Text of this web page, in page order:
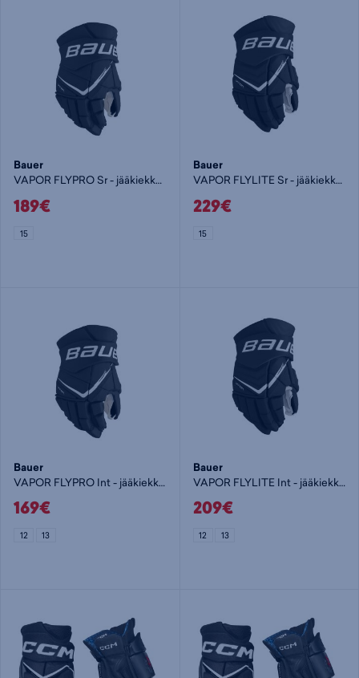
Bauer
VAPOR FLYPRO Sr - jääkiekkohanska
189€
15
Bauer
VAPOR FLYLITE Sr - jääkiekkohanska
229€
15
Bauer
VAPOR FLYPRO Int - jääkiekkohanska
169€
12 13
Bauer
VAPOR FLYLITE Int - jääkiekkohanska
209€
12 13